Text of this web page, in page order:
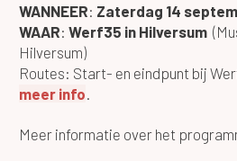
WANNEER: Zaterdag 14
WAAR: Werf35 in Hilversum
Hilversum)
Routes: Start- en eindpunt bij
meer info
Meer informatie over het